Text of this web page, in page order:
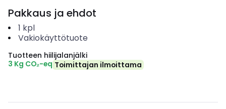
Pakkaus ja ehdot
1 kpl
Vakiokäyttötuote
Tuotteen hiilijalanjälki
3 Kg CO₂-eq Toimittajan ilmoittama